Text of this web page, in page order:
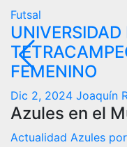
Futsal
FEMENINO
Dic 2, 2024 Joaquín
Azules en el
Actualidad Azules